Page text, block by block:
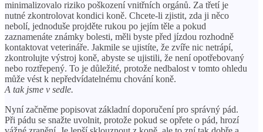
minimalizovalo riziko poškození vnitřních orgánů. Za třetí je
nutné zkontrolovat kondici koně. Chcete-li zjistit, zda ji něco
nebolí, jednoduše projděte rukou po jejím těle a pokud
zaznamenáte známky bolesti, měli byste před jízdou rozhodně
kontaktovat veterináře. Jakmile se ujistíte, že zvíře nic netrápí,
zkontrolujte výstroj koně, abyste se ujistili, že není opotřebovaný
nebo roztřepený. To je důležité, protože nedbalost v tomto ohledu
může vést k nepředvídatelnému chování koně.
A tak jsme v sedle.
Nyní začněme popisovat základní doporučení pro správný pád.
Při pádu se snažte uvolnit, protože pokud se opřete o pád, hrozí